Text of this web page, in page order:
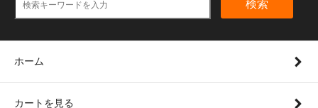
検索
ホーム
カートを見る